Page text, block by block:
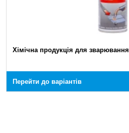
Хімічна продукція для зварювання
Перейти до варіантів